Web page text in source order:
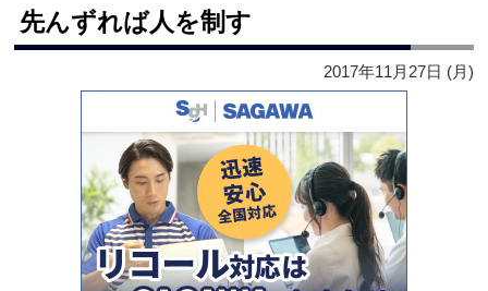
先んずれば人を制す
2017年11月27日 (月)